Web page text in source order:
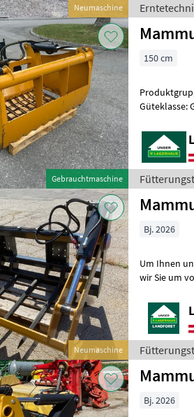
Neumaschine
Gebrauchtmaschine
150 cm
Güteklasse:
Neumaschine
Bj. 2026
Um Ihnen
wir Sie um
Bj. 2026